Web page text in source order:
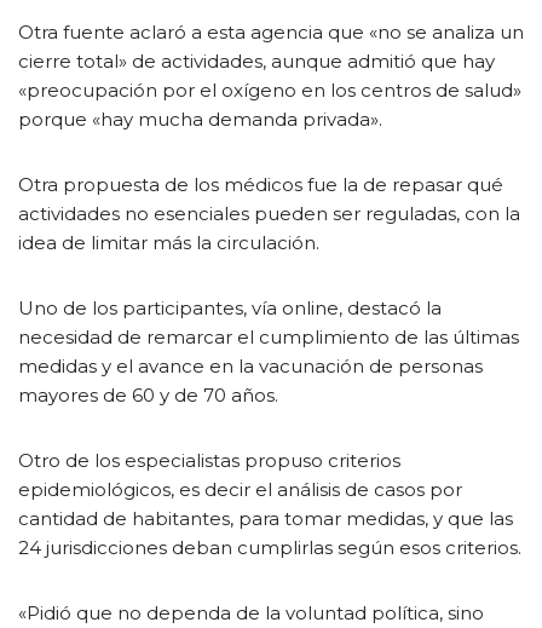
Otra fuente aclaró a esta agencia que «no se analiza un
cierre total» de actividades, aunque admitió que hay
«preocupación por el oxígeno en los centros de salud»
porque «hay mucha demanda privada».
Otra propuesta de los médicos fue la de repasar qué
actividades no esenciales pueden ser reguladas, con la
idea de limitar más la circulación.
Uno de los participantes, vía online, destacó la
necesidad de remarcar el cumplimiento de las últimas
medidas y el avance en la vacunación de personas
mayores de 60 y de 70 años.
Otro de los especialistas propuso criterios
epidemiológicos, es decir el análisis de casos por
cantidad de habitantes, para tomar medidas, y que las
24 jurisdicciones deban cumplirlas según esos criterios.
«Pidió que no dependa de la voluntad política, sino